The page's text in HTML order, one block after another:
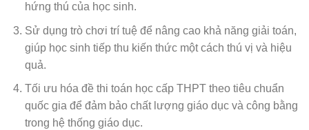
hứng thú của học sinh.
Sử dụng trò chơi trí tuệ để nâng cao khả năng giải toán,
giúp học sinh tiếp thu kiến thức một cách thú vị và hiệu
quả.
Tối ưu hóa đề thi toán học cấp THPT theo tiêu chuẩn
quốc gia để đảm bảo chất lượng giáo dục và công bằng
trong hệ thống giáo dục.